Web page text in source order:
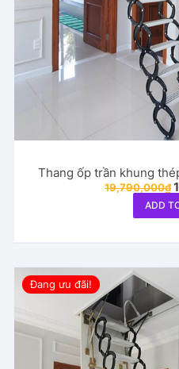
Thang ốp trần khung
19,790,000₫
ADD
Đang ưu đãi!